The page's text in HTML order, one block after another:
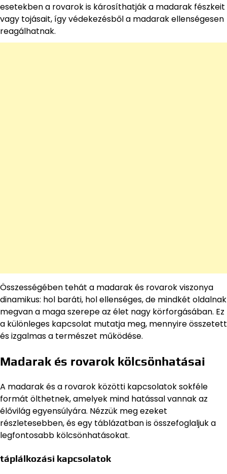
esetekben a rovarok is károsíthatják a madarak fészkeit
vagy tojásait, így védekezésből a madarak ellenségesen
reagálhatnak.
Összességében tehát a madarak és rovarok viszonya
dinamikus: hol baráti, hol ellenséges, de mindkét oldalnak
megvan a maga szerepe az élet nagy körforgásában. Ez
a különleges kapcsolat mutatja meg, mennyire összetett
és izgalmas a természet működése.
Madarak és rovarok kölcsönhatásai
A madarak és a rovarok közötti kapcsolatok sokféle
formát ölthetnek, amelyek mind hatással vannak az
élővilág egyensúlyára. Nézzük meg ezeket
részletesebben, és egy táblázatban is összefoglaljuk a
legfontosabb kölcsönhatásokat.
táplálkozási kapcsolatok